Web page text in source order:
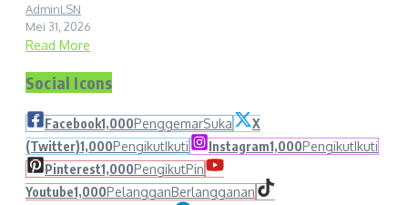
AdminLSN
Mei 31, 2026
Read More
Social Icons
Facebook1,000PenggemarSuka
X
(Twitter)1,000PengikutIkuti Instagram1,000PengikutIkuti
Pinterest1,000PengikutPin
Youtube1,000PelangganBerlangganan